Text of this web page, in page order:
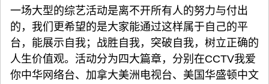
一场大型的综艺活动是离不开所有人的努力与付出
的，我们更希望的是大家能通过这样属于自己的平
台，能展示自我；战胜自我，突破自我，树立正确的
人生价值观。活动分为四大篇章，分别在CCTV我爱
你中华网络台、加拿大美洲电视台、美国华盛顿中文